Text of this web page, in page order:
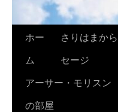
ホー
ム
さりはまか
セージ
アーサー・モリスン
の部屋